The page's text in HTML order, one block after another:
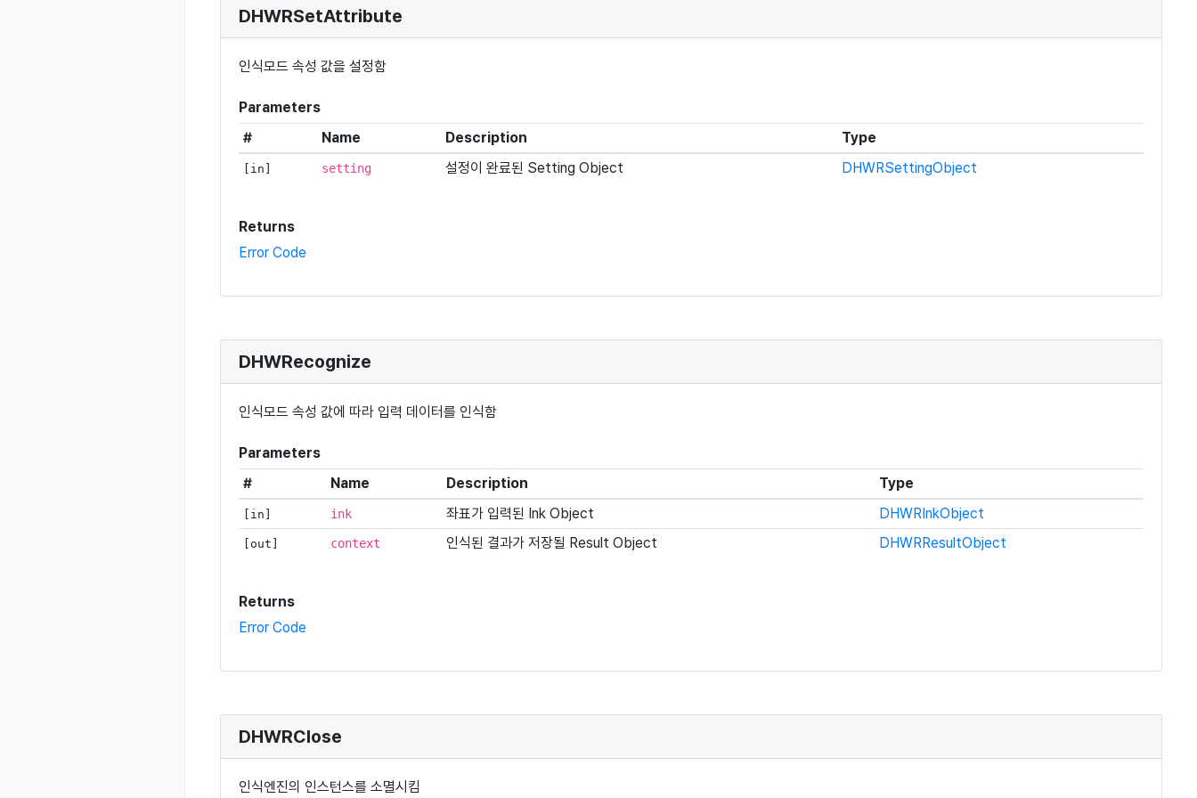
DHWRSetAttribute
인식모드 속성 값을 설정함
Parameters
#
Name Description Type
[in] setting 설정이 완료된 Setting Object DHWRSettingObject
Returns
Error Code
DHWRecognize
인식모드 속성 값에 따라 입력 데이터를 인식함
Parameters
#
Name Description Type
[in] ink 좌표가 입력된 Ink Object DHWRInkObject
[out] context 인식된 결과가 저장될 Result Object DHWRResultObject
Returns
Error Code
DHWRClose
인식엔진의 인스턴스를 소멸시킴